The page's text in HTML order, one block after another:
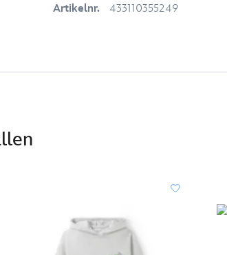
Artikelnr. 433110355249